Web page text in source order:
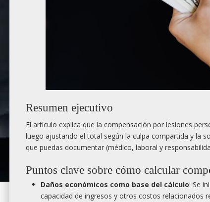
Resumen ejecutivo
El artículo explica que la compensación por lesiones
luego ajustando el total según la culpa compartida y la
que puedas documentar (médico, laboral y
Puntos clave sobre cómo calcular
Daños económicos como base del cálculo: Se
capacidad de ingresos y otros costos relacionados